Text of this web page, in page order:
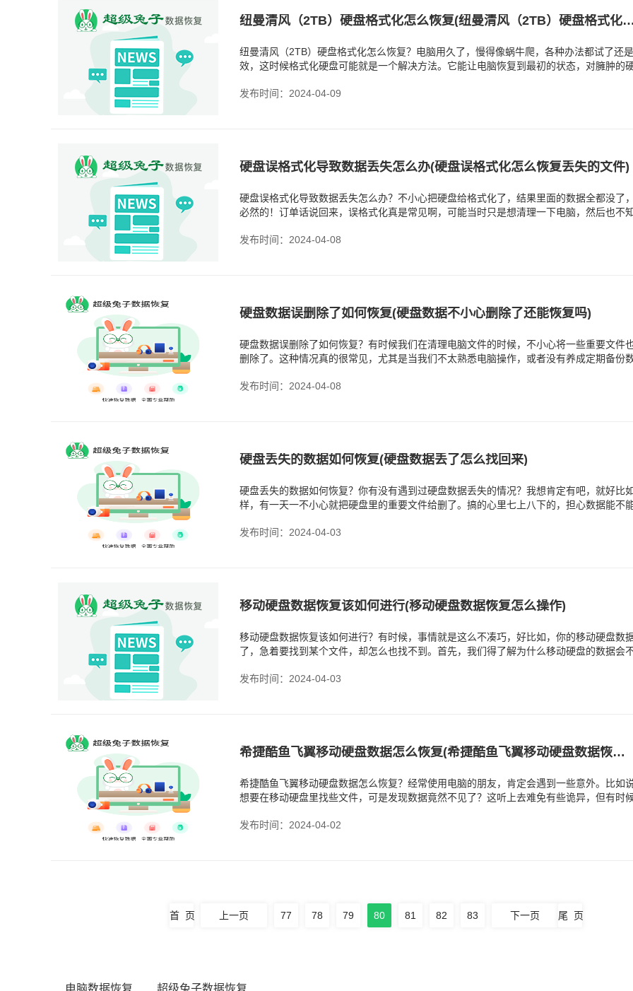
纽曼清风（2TB）硬盘格式化怎么恢复(纽曼清风（2TB）硬盘格式化的恢复方法)
纽曼清风（2TB）硬盘格式化怎么恢复？电脑用久了，慢得像蜗牛爬，各种办法都试了还
效，这时候格式化硬盘可能就是一个解决方法。它能让电脑恢复到最初的状态，对臃肿的硬
发布时间：2024-04-09
硬盘误格式化导致数据丢失怎么办(硬盘误格式化怎么恢复丢失的文件)
硬盘误格式化导致数据丢失怎么办？不小心把硬盘给格式化了，结果里面的数据全都没了
必然的！订单话说回来，误格式化真是常见啊，可能当时只是想清理一下电脑，然后也不知
发布时间：2024-04-08
硬盘数据误删除了如何恢复(硬盘数据不小心删除了还能恢复吗)
硬盘数据误删除了如何恢复？有时候我们在清理电脑文件的时候，不小心将一些重要文件
删除了。这种情况真的很常见，尤其是当我们不太熟悉电脑操作，或者没有养成定期备份数
发布时间：2024-04-08
硬盘丢失的数据如何恢复(硬盘数据丢了怎么找回来)
硬盘丢失的数据如何恢复？你有没有遇到过硬盘数据丢失的情况？我想肯定有吧，就好比
样，有一天一不小心就把硬盘里的重要文件给删了。搞的心里七上八下的，担心数据能不能
发布时间：2024-04-03
移动硬盘数据恢复该如何进行(移动硬盘数据恢复怎么操作)
移动硬盘数据恢复该如何进行？有时候，事情就是这么不凑巧，好比如，你的移动硬盘数
了，急着要找到某个文件，却怎么也找不到。首先，我们得了解为什么移动硬盘的数据会不
发布时间：2024-04-03
希捷酷鱼飞翼移动硬盘数据怎么恢复(希捷酷鱼飞翼移动硬盘数据恢复方法)
希捷酷鱼飞翼移动硬盘数据怎么恢复？经常使用电脑的朋友，肯定会遇到一些意外。比如
想要在移动硬盘里找些文件，可是发现数据竟然不见了？这听上去难免有些诡异，但有时候
发布时间：2024-04-02
首 页 上一页 77 78 79 80 81 82 83 下一页 尾 页
电脑数据恢复 超级兔子数据恢复